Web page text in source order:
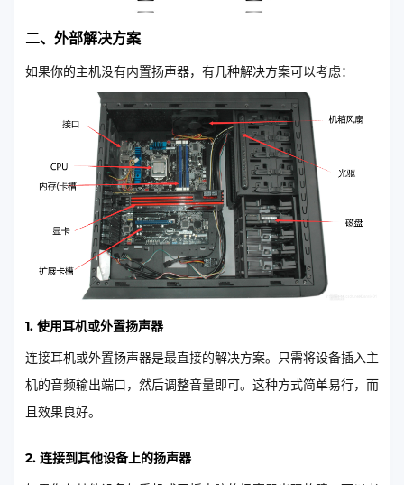
二、外部解决方案
如果你的主机没有内置扬声器，有几种解决方案可以考虑：
1. 使用耳机或外置扬声器
连接耳机或外置扬声器是最直接的解决方案。只需将设备插入主
机的音频输出端口，然后调整音量即可。这种方式简单易行，而
且效果良好。
2. 连接到其他设备上的扬声器